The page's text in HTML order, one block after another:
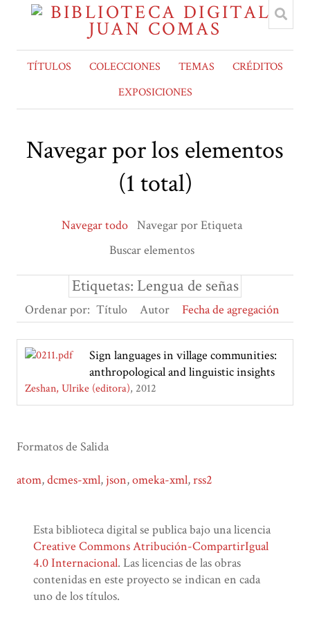
TÍTULOS COLECCIONES TEMAS
CRÉDITOS
EXPOSICIONES
Navegar por los elementos
(1 total)
Navegar todo Navegar por Etiqueta
Buscar elementos
Etiquetas: Lengua de señas
Ordenar por: Título Autor Fecha de agregación
Sign languages in village communities:
anthropological and linguistic insights
Zeshan, Ulrike (editora) 2012
Formatos de Salida
atom,dcmes-xml, json,omeka-xml,rss2
Esta biblioteca digital se publica bajo una licencia
Creative Commons Atribución-CompartirIgual
4.0 Internacional. Las licencias de las obras
contenidas en este proyecto se indican en cada
uno de los títulos.